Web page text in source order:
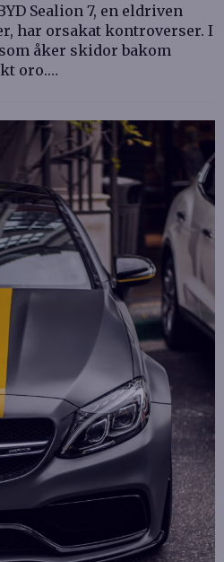
Sealion 7, en eldriven
har orsakat kontroverser. I
åker skidor bakom
oro.…